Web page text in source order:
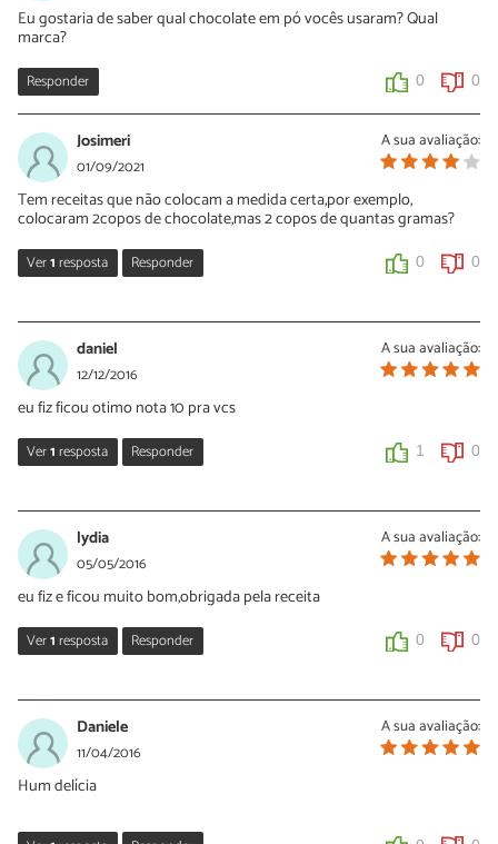
Eu gostaria de saber qual chocolate em pó vocês usaram? Qual
marca?
Responder 0 0
A sua avaliação:
Josimeri
01/09/2021
Tem receitas que não colocam a medida certa,por exemplo,
colocaram 2copos de chocolate,mas 2 copos de quantas gramas?
Ver1resposta Responder 0 0
06/09/2021
Oi Josimeri, considere copos de 200 ml como medida padrão.
A sua avaliação:
daniel
12/12/2016
eu fiz ficou otimo nota 10 pra vcs
Ver1resposta Responder 1 0
12/12/2016
Oi Daniel!
Que bom que gostou da receita! Continue acompanhando as
A sua avaliação:
lydia
05/05/2016
eu fiz e ficou muito bom,obrigada pela receita
Ver1resposta Responder 0 0
06/05/2016
Que bom saber isso, Lydia! Obrigada e esperamos que continue
experimentando nossas receitas :)
A sua avaliação:
Daniele
11/04/2016
Hum delícia